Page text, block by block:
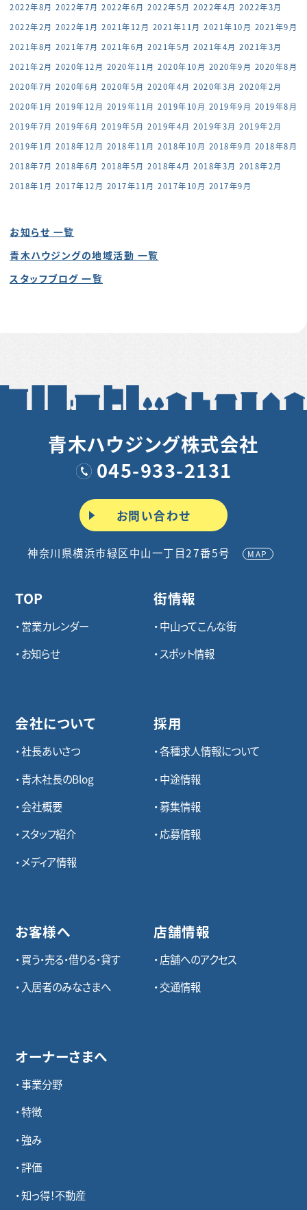
2022年8月 2022年7月 2022年6月 2022年5月 2022年4月 2022年3月
2022年2月 2022年1月 2021年12月 2021年11月 2021年10月 2021年9月
2021年8月 2021年7月 2021年6月 2021年5月 2021年4月 2021年3月
2021年2月 2020年12月 2020年11月 2020年10月 2020年9月 2020年8月
2020年7月 2020年6月 2020年5月 2020年4月 2020年3月 2020年2月
2020年1月 2019年12月 2019年11月 2019年10月 2019年9月 2019年8月
2019年7月 2019年6月 2019年5月 2019年4月 2019年3月 2019年2月
2019年1月 2018年12月 2018年11月 2018年10月 2018年9月 2018年8月
2018年7月 2018年6月 2018年5月 2018年4月 2018年3月 2018年2月
2018年1月 2017年12月 2017年11月 2017年10月 2017年9月
お知らせ 一覧
青木ハウジングの地域活動 一覧
スタッフブログ 一覧
青木ハウジング株式会社
045-933-2131
お問い合わせ
神奈川県横浜市緑区中山一丁目27番5号 MAP
TOP
営業カレンダー
お知らせ
会社について
社長あいさつ
青木社長のBlog
会社概要
スタッフ紹介
メディア情報
お客様へ
買う・売る・借りる・貸す
入居者のみなさまへ
オーナーさまへ
事業分野
特徴
強み
評価
知っ得！不動産
街情報
中山ってこんな街
スポット情報
採用
各種求⼈情報について
中途情報
募集情報
応募情報
店舗情報
店舗へのアクセス
交通情報